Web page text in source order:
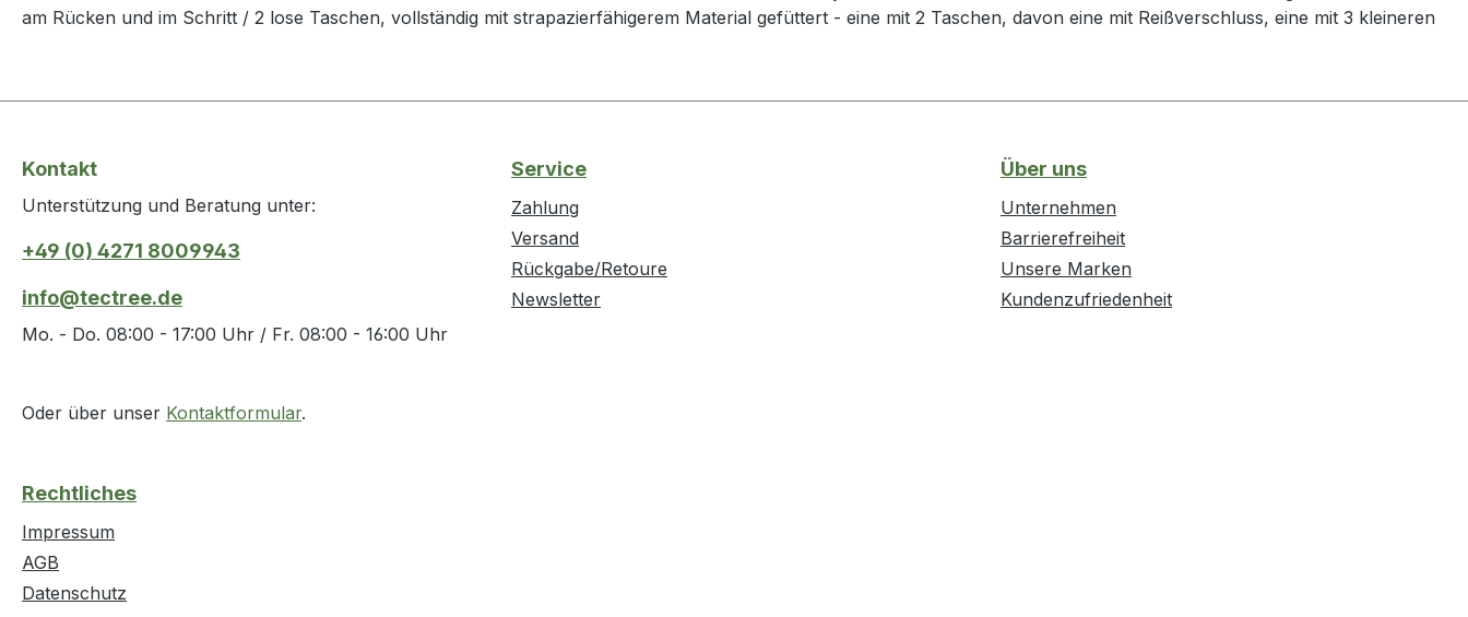
am Rücken und im Schritt / 2 lose Taschen, vollständig mit strapazierfähigerem Material gefüttert - eine mit 2 Taschen, davon eine mit Reißverschluss, eine mit 3 kleineren
Kontakt
Unterstützung und Beratung unter:
+49 (0) 4271 8009943
info@tectree.de
Mo. - Do. 08:00 - 17:00 Uhr / Fr. 08:00 - 16:00 Uhr
Oder über unser Kontaktformular.
Service
Zahlung
Versand
Rückgabe/Retoure
Newsletter
Über uns
Unternehmen
Barrierefreiheit
Unsere Marken
Kundenzufriedenheit
Rechtliches
Impressum
AGB
Datenschutz